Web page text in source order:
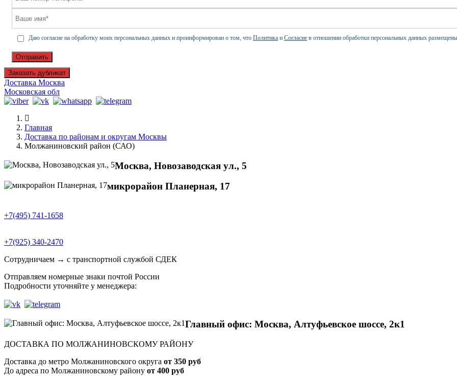
Даю согласие на обработку моих персональных данных и проинформирован о том, что Политика и Согласие в отношении обработки персональных данных
Отправить
Заказать дубликат
Доставка Москва
Московская обл
Главная
Доставка по районам и округам Москвы
Молжаниновский район (САО)
Москва, Новозаводская ул., 5
микрорайон Планерная, 17
+7(495) 741-1658
+7(925) 340-2470
Сотрудничаем → с транспортной службой СДЕК
Отправляем номерные знаки почтой России
Подробности уточняйте у менеджера:
Главный офис: Москва, Алтуфьевское шоссе, 2к1
ДОСТАВКА ПО МОЛЖАНИНОВСКОМУ РАЙОНУ
Доставка до метро Молжаниновского округа от 350 руб
До адреса по Молжаниновскому району от 400 руб